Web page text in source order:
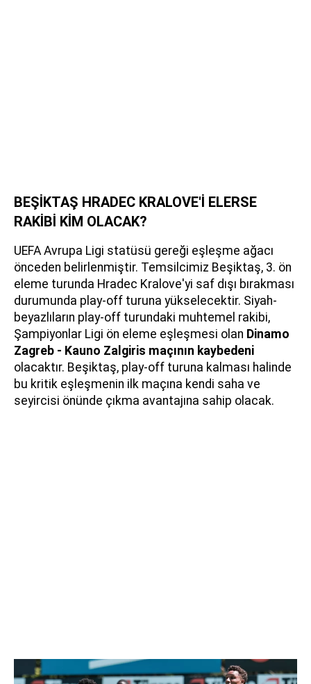
BEŞİKTAŞ HRADEC KRALOVE'İ ELERSE
RAKİBİ KİM OLACAK?
UEFA Avrupa Ligi statüsü gereği eşleşme ağacı
önceden belirlenmiştir. Temsilcimiz Beşiktaş, 3. ön
eleme turunda Hradec Kralove'yi saf dışı bırakması
durumunda play-off turuna yükselecektir. Siyah-
beyazlıların play-off turundaki muhtemel rakibi,
Şampiyonlar Ligi ön eleme eşleşmesi olan Dinamo
Zagreb - Kauno Zalgiris maçının kaybedeni
olacaktır. Beşiktaş, play-off turuna kalması halinde
bu kritik eşleşmenin ilk maçına kendi saha ve
seyircisi önünde çıkma avantajına sahip olacak.